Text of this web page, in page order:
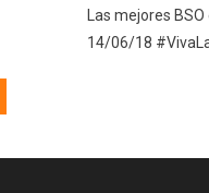
Las mejores
14/06/18